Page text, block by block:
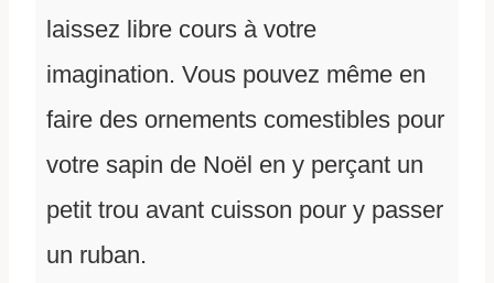
laissez libre cours à votre
imagination. Vous pouvez même en
faire des ornements comestibles pour
votre sapin de Noël en y perçant un
petit trou avant cuisson pour y passer
un ruban.